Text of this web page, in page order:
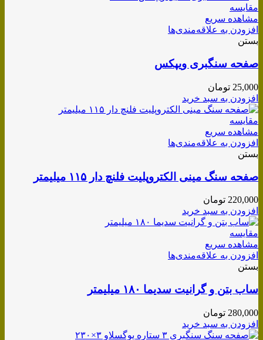
مقایسه
مشاهده سریع
افزودن به علاقه‌مندی‌ها
بستن
صفحه سنگبری ویپکس
25,000 تومان
افزودن به سبد خرید
مقایسه
مشاهده سریع
افزودن به علاقه‌مندی‌ها
بستن
صفحه سنگ مینی الکتروپلیت فلنچ دار ۱۱۵ میلیمتر
220,000 تومان
افزودن به سبد خرید
مقایسه
مشاهده سریع
افزودن به علاقه‌مندی‌ها
بستن
ساب بتن و گرانیت سدیما ۱۸۰ میلیمتر
280,000 تومان
افزودن به سبد خرید